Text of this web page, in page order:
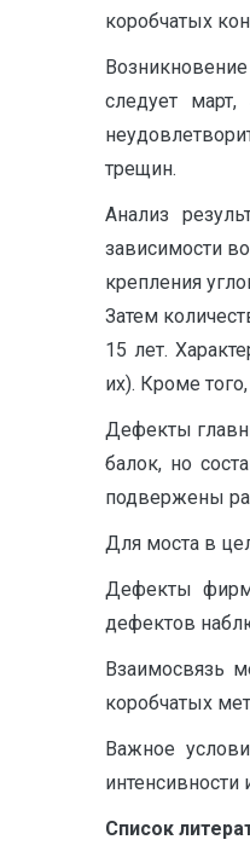
коробчатых
следует
трещин.
Анализ
зависимости
крепления
Затем
15 лет.
их). Кроме
Дефекты
балок, но
подвержены
Для моста в
Дефекты
дефектов
Взаимосвязь
коробчатых
Важное
Список